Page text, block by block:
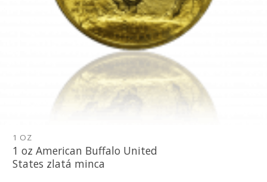
1 OZ
1 oz American Buffalo United
States zlatá minca